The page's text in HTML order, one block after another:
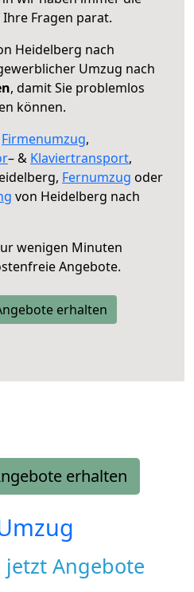
Fragen parat.
Heidelberg nach
Umzug nach
, damit Sie problemlos
können.
Firmenumzug,
– & Klaviertransport,
Fernumzug oder
von Heidelberg nach
wenigen Minuten
Angebote.
erhalten
erhalten
jetzt Angebote